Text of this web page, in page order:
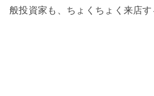
般投資家も、ちょくちょく来店す